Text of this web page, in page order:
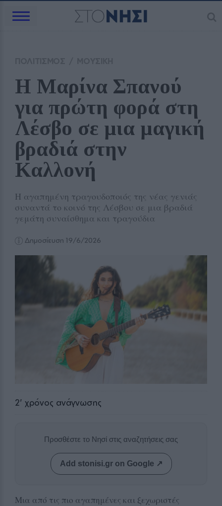
Η Μαρίνα Σπανού
για πρώτη φορά στη
Λέσβο σε μια μαγική
βραδιά στην
Καλλονή
Η αγαπημένη τραγουδοποιός της νέας γενιάς
συναντά το κοινό της Λέσβου σε μια βραδιά
γεμάτη συναίσθημα και τραγούδια
Δημοσίευση 19/6/2026
2' χρόνος ανάγνωσης
Προσθέστε το Νησί στις αναζητήσεις σας
Add stonisi.gr on Google ↗
Μια από τις πιο αγαπημένες και ξεχωριστές